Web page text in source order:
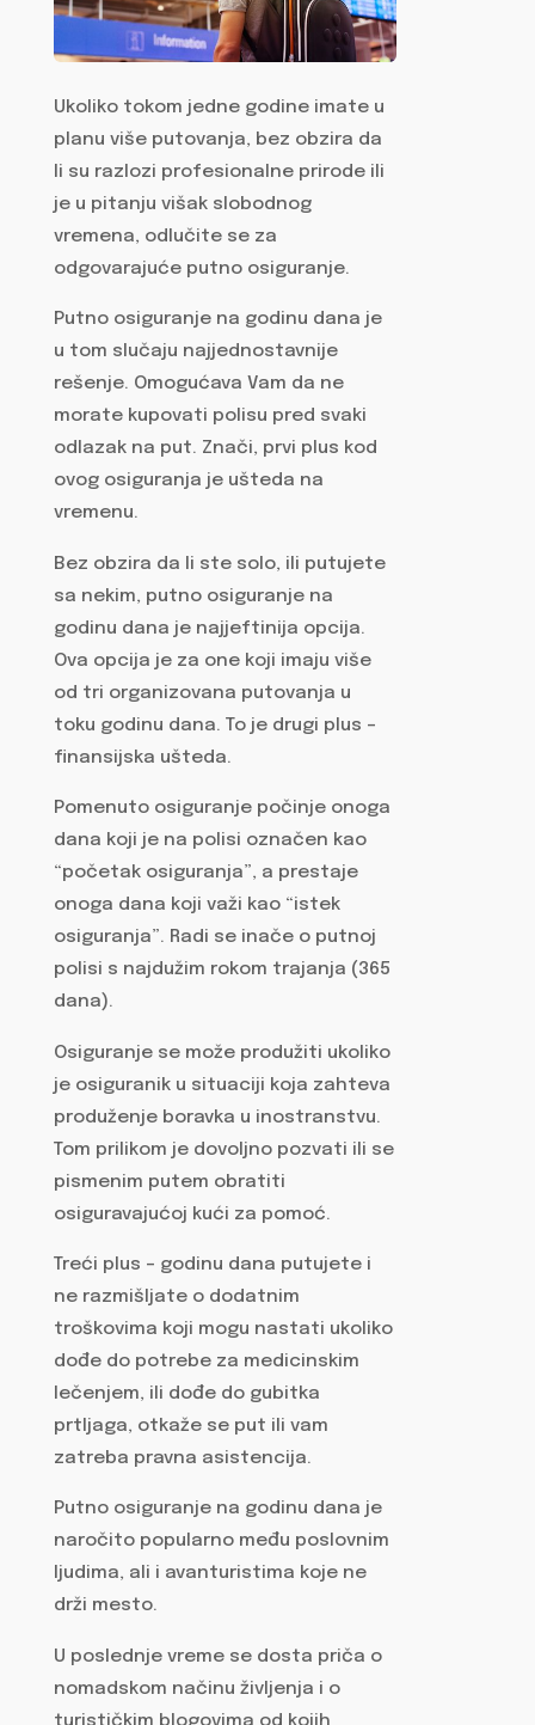
Ukoliko tokom jedne godine imate u
planu više putovanja, bez obzira da
li su razlozi profesionalne prirode ili
je u pitanju višak slobodnog
vremena, odlučite se za
odgovarajuće putno osiguranje.
Putno osiguranje na godinu dana je
u tom slučaju najjednostavnije
rešenje. Omogućava Vam da ne
morate kupovati polisu pred svaki
odlazak na put. Znači, prvi plus kod
ovog osiguranja je ušteda na
vremenu.
Bez obzira da li ste solo, ili putujete
sa nekim, putno osiguranje na
godinu dana je najjeftinija opcija.
Ova opcija je za one koji imaju više
od tri organizovana putovanja u
toku godinu dana. To je drugi plus –
finansijska ušteda.
Pomenuto osiguranje počinje onoga
dana koji je na polisi označen kao
“početak osiguranja”, a prestaje
onoga dana koji važi kao “istek
osiguranja”. Radi se inače o putnoj
polisi s najdužim rokom trajanja (365
dana).
Osiguranje se može produžiti ukoliko
je osiguranik u situaciji koja zahteva
produženje boravka u inostranstvu.
Tom prilikom je dovoljno pozvati ili se
pismenim putem obratiti
osiguravajućoj kući za pomoć.
Treći plus – godinu dana putujete i
ne razmišljate o dodatnim
troškovima koji mogu nastati ukoliko
dođe do potrebe za medicinskim
lečenjem, ili dođe do gubitka
prtljaga, otkaže se put ili vam
zatreba pravna asistencija.
Putno osiguranje na godinu dana je
naročito popularno među poslovnim
ljudima, ali i avanturistima koje ne
drži mesto.
U poslednje vreme se dosta priča o
nomadskom načinu življenja i o
turističkim blogovima od kojih